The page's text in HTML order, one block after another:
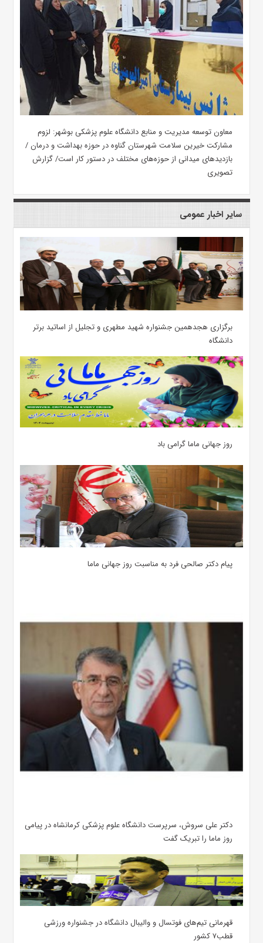
معاون توسعه مدیریت و منابع دانشگاه علوم پزشکی بوشهر: لزوم
مشارکت خیرین سلامت شهرستان گناوه در حوزه بهداشت و درمان /
بازدیدهای میدانی از حوزه‌های مختلف در دستور کار است/ گزارش
تصویری
سایر اخبار عمومی
برگزاری هجدهمین جشنواره شهید مطهری و تجلیل از اساتید برتر
دانشگاه
روز جهانی ماما گرامی باد
پیام دکتر صالحی فرد به مناسبت روز جهانی ماما
دکتر علی سروش، سرپرست دانشگاه علوم پزشکی کرمانشاه در پیامی
روز ماما را تبریک گفت
قهرمانی تیم‌های فوتسال و والیبال دانشگاه در جشنواره ورزشی
قطب۷ کشور